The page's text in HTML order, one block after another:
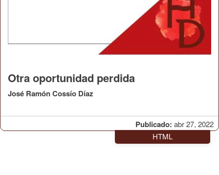
Publicado: abr 27, 2022
Otra oportunidad perdida
José Ramón Cossío Díaz
HTML